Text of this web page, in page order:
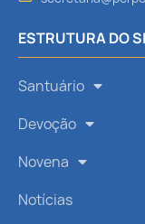
ESTRUTURA DO
Santuário
Devoção
Novena
Notícias